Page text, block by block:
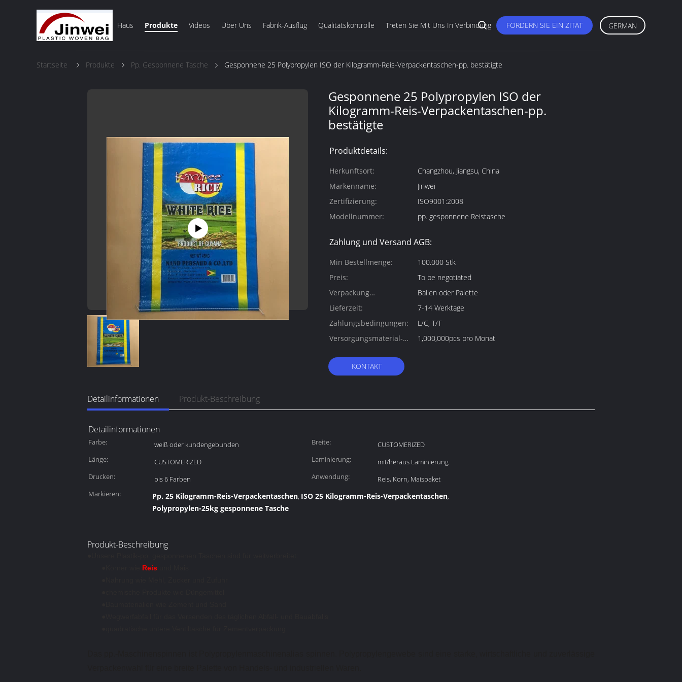
Haus Produkte Videos Über Uns Fabrik-Ausflug Qualitätskontrolle Treten Sie Mit Uns In Verbindung FORDERN SIE EIN ZITAT GERMAN
Startseite Produkte Pp. Gesponnene Tasche Gesponnene 25 Polypropylen ISO der Kilogramm-Reis-Verpackentaschen-pp. bestätigte
Gesponnene 25 Polypropylen ISO der
Kilogramm-Reis-Verpackentaschen-pp.
bestätigte
Produktdetails:
Herkunftsort:
Changzhou, Jiangsu, China
Markenname:
Jinwei
Zertifizierung:
ISO9001:2008
Modellnummer:
pp. gesponnene Reistasche
Zahlung und Versand AGB:
Min Bestellmenge:
100.000 Stk
Preis:
To be negotiated
Verpackung
Informationen:
Ballen oder Palette
Lieferzeit:
7-14 Werktage
Zahlungsbedingungen:
L/C, T/T
Versorgungsmaterial-
1,000,000pcs pro Monat
KONTAKT
Detailinformationen Produkt-Beschreibung
Detailinformationen
Farbe: weiß oder kundengebunden Breite:
CUSTOMERIZED
Länge:
CUSTOMERIZED Laminierung:
mit/heraus Laminierung
Drucken:
bis 6 Farben Anwendung:
Reis, Korn, Maispaket
Markieren:
Pp. 25 Kilogramm-Reis-Verpackentaschen, ISO 25 Kilogramm-Reis-Verpackentaschen,
Polypropylen-25kg gesponnene Tasche
Produkt-Beschreibung
Reis